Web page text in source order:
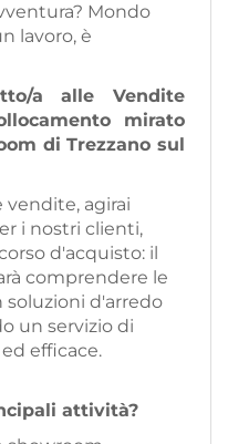
Mondo
lavoro, è
a alle Vendite
mirato
di Trezzano sul
vendite, agirai
i nostri clienti,
d'acquisto: il
comprendere le
soluzioni d'arredo
un servizio di
efficace.
attività?